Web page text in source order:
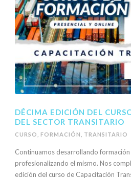
DÉCIMA EDICIÓN DEL
DEL SECTOR TRANSITARIO
CURSO FORMACIÓN TRANSITARIO
Continuamos desarrollando
profesionalizando el mismo. Nos
edición del curso de Capacitación